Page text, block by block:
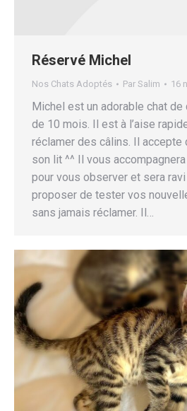
Réservé Michel
Nos Chats Adoptés Par Salim 16
Michel est un adorable chat de
de 10 mois. Il est à l’aise
réclamer des câlins. Il accepte
son lit ^^ Il vous
pour vous observer et sera
proposer de tester vos
sans jamais réclamer. Il…